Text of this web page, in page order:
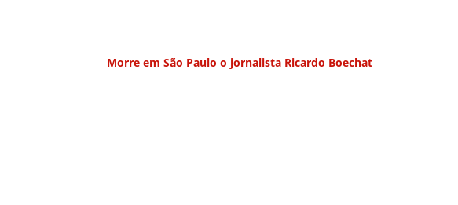
Morre em São Paulo o jornalista Ricardo Boechat